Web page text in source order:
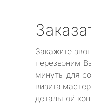
Закажите
перезвоним
минуты для
визита
детальной